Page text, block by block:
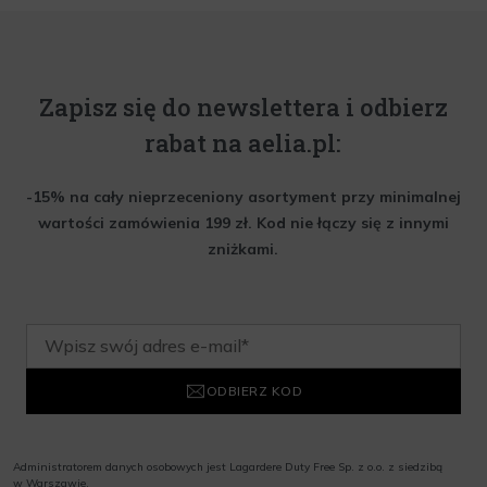
Zapisz się do newslettera i odbierz
rabat na aelia.pl:
-15% na cały nieprzeceniony asortyment przy minimalnej
wartości zamówienia 199 zł. Kod nie łączy się z innymi
zniżkami.
ODBIERZ KOD
Administratorem danych osobowych jest Lagardere Duty Free Sp. z o.o. z siedzibą
w Warszawie,